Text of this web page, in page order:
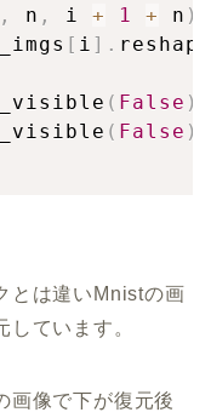
, n , i + 1 + n )
[ i ] . reshape
( False )
( False )
とは違いMnistの画
ています。
画像で下が復元後